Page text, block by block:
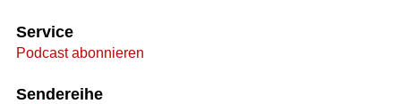
Service
Podcast abonnieren
Sendereihe